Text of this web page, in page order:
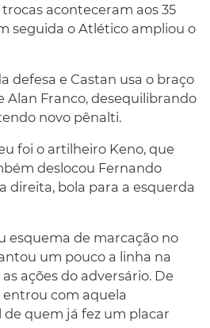
aconteceram aos 35
seguida o Atlético ampliou o
defesa e Castan usa o braço
Alan Franco, desequilibrando
novo pênalti.
foi o artilheiro Keno, que
deslocou Fernando
direita, bola para a esquerda
esquema de marcação no
um pouco a linha na
ações do adversário. De
com aquela
quem já fez um placar